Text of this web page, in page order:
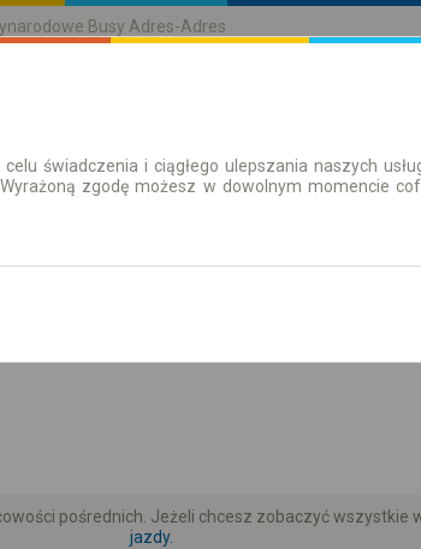
Busy Adres-Adres
Bilety okresowe
pośrednich. Jeżeli chcesz zobaczyć wszystkie
jazdy.
świadczenia i ciągłego ulepszania naszych
zgodę możesz w dowolnym momencie